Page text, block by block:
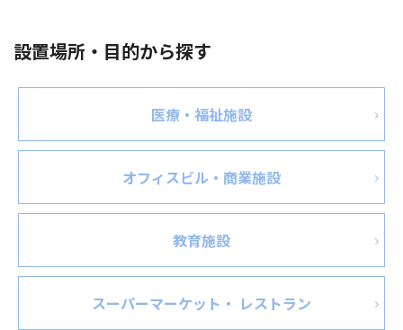
設置場所・目的から探す
医療・福祉施設
オフィスビル・商業施設
教育施設
スーパーマーケット・ レストラン